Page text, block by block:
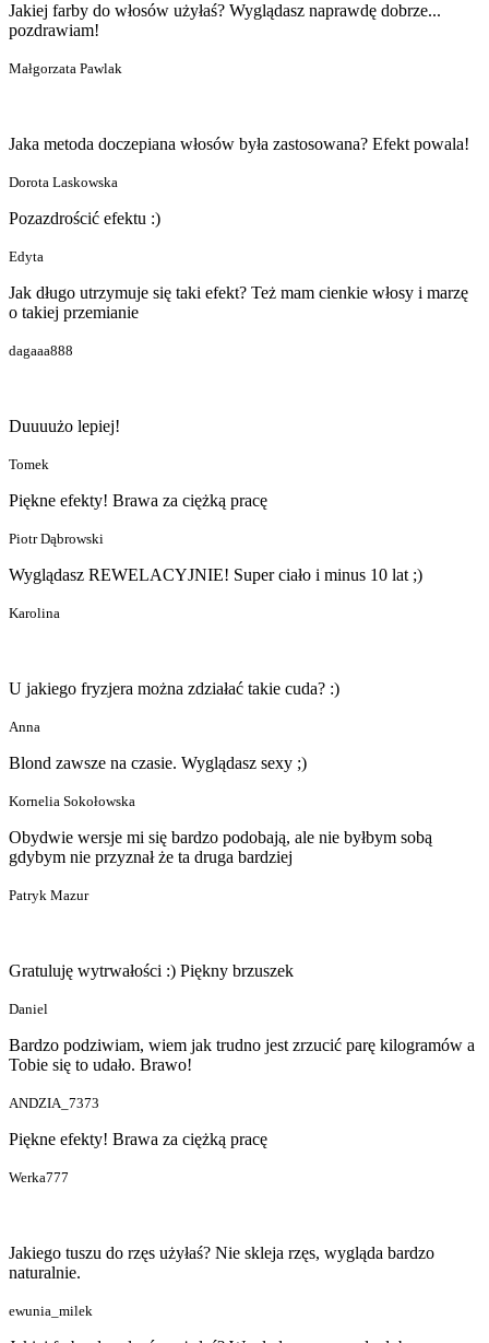
Jakiej farby do włosów użyłaś? Wyglądasz naprawdę dobrze...
pozdrawiam!
Małgorzata Pawlak
Jaka metoda doczepiana włosów była zastosowana? Efekt powala!
Dorota Laskowska
Pozazdrościć efektu :)
Edyta
Jak długo utrzymuje się taki efekt? Też mam cienkie włosy i marzę
o takiej przemianie
dagaaa888
Duuuużo lepiej!
Tomek
Piękne efekty! Brawa za ciężką pracę
Piotr Dąbrowski
Wyglądasz REWELACYJNIE! Super ciało i minus 10 lat ;)
Karolina
U jakiego fryzjera można zdziałać takie cuda? :)
Anna
Blond zawsze na czasie. Wyglądasz sexy ;)
Kornelia Sokołowska
Obydwie wersje mi się bardzo podobają, ale nie byłbym sobą
gdybym nie przyznał że ta druga bardziej
Patryk Mazur
Gratuluję wytrwałości :) Piękny brzuszek
Daniel
Bardzo podziwiam, wiem jak trudno jest zrzucić parę kilogramów a
Tobie się to udało. Brawo!
ANDZIA_7373
Piękne efekty! Brawa za ciężką pracę
Werka777
Jakiego tuszu do rzęs użyłaś? Nie skleja rzęs, wygląda bardzo
naturalnie.
ewunia_milek